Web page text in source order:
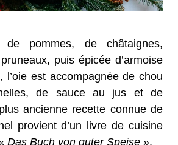
de pommes, de châtaignes,
puis épicée d’armoise
l’oie est accompagnée de chou
de sauce au jus et de
ancienne recette connue de
provient d’un livre de cuisine
Das Buch von guter Speise ».